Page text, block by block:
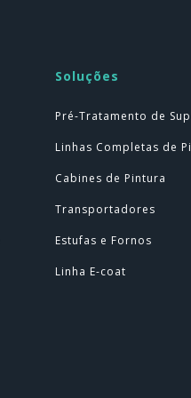
Soluções
Pré-Tratamento de
Linhas Completas de
Cabines de Pintura
Transportadores
Estufas e Fornos
Linha E-coat